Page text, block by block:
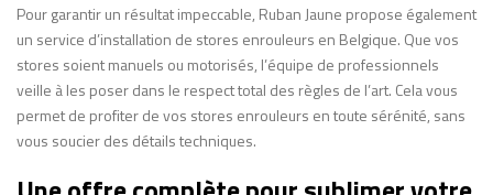
Pour garantir un résultat impeccable, Ruban Jaune propose également
un service d’installation de stores enrouleurs en Belgique. Que vos
stores soient manuels ou motorisés, l’équipe de professionnels
veille à les poser dans le respect total des règles de l’art. Cela vous
permet de profiter de vos stores enrouleurs en toute sérénité, sans
vous soucier des détails techniques.